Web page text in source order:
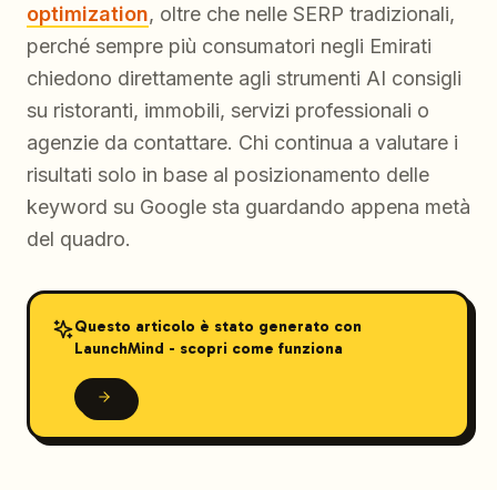
optimization, oltre che nelle SERP tradizionali,
perché sempre più consumatori negli Emirati
chiedono direttamente agli strumenti AI consigli
su ristoranti, immobili, servizi professionali o
agenzie da contattare. Chi continua a valutare i
risultati solo in base al posizionamento delle
keyword su Google sta guardando appena metà
del quadro.
Questo articolo è stato generato con
LaunchMind - scopri come funziona